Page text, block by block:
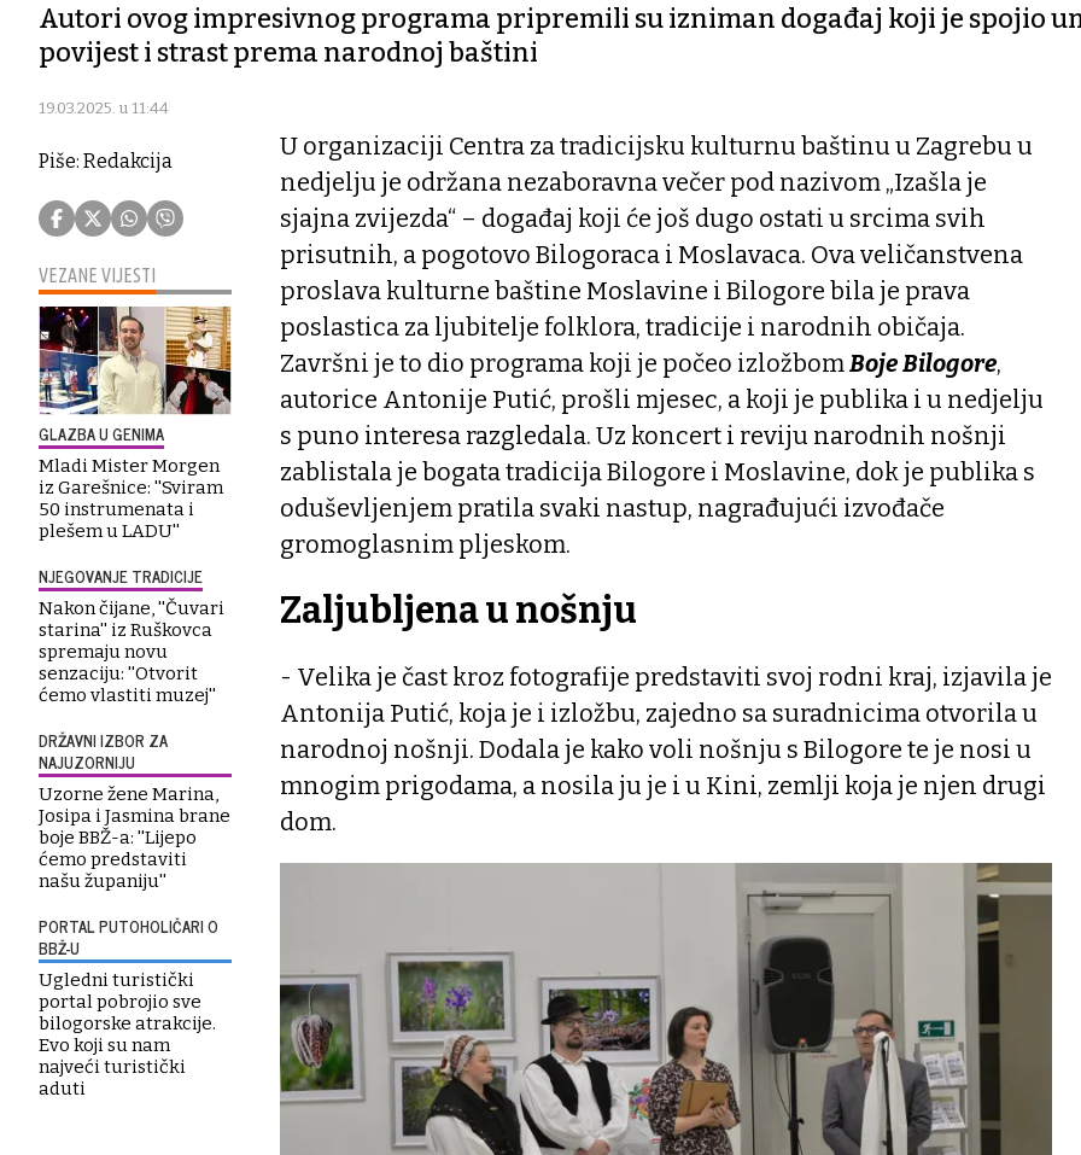
Autori ovog impresivnog programa pripremili su izniman događaj koji je spojio
povijest i strast prema narodnoj baštini
19.03.2025. u 11:44
Piše: Redakcija
VEZANE VIJESTI
GLAZBA U GENIMA
Mladi Mister Morgen
iz Garešnice: ''Sviram
50 instrumenata i
plešem u LADU''
NJEGOVANJE TRADICIJE
Nakon čijane, ''Čuvari
starina'' iz Ruškovca
spremaju novu
senzaciju: ''Otvorit
ćemo vlastiti muzej''
DRŽAVNI IZBOR ZA
NAJUZORNIJU
Uzorne žene Marina,
Josipa i Jasmina brane
boje BBŽ-a: ''Lijepo
ćemo predstaviti
našu županiju''
PORTAL PUTOHOLIČARI O
BBŽ-U
Ugledni turistički
portal pobrojio sve
bilogorske atrakcije.
Evo koji su nam
najveći turistički
aduti
U organizaciji Centra za tradicijsku kulturnu baštinu u Zagrebu u
nedjelju je održana nezaboravna večer pod nazivom „Izašla je
sjajna zvijezda“ – događaj koji će još dugo ostati u srcima svih
prisutnih, a pogotovo Bilogoraca i Moslavaca. Ova veličanstvena
proslava kulturne baštine Moslavine i Bilogore bila je prava
poslastica za ljubitelje folklora, tradicije i narodnih običaja.
Završni je to dio programa koji je počeo izložbom Boje Bilogore,
autorice Antonije Putić, prošli mjesec, a koji je publika i u nedjelju
s puno interesa razgledala. Uz koncert i reviju narodnih nošnji
zablistala je bogata tradicija Bilogore i Moslavine, dok je publika s
oduševljenjem pratila svaki nastup, nagrađujući izvođače
gromoglasnim pljeskom.
Zaljubljena u nošnju
- Velika je čast kroz fotografije predstaviti svoj rodni kraj, izjavila je
Antonija Putić, koja je i izložbu, zajedno sa suradnicima otvorila u
narodnoj nošnji. Dodala je kako voli nošnju s Bilogore te je nosi u
mnogim prigodama, a nosila ju je i u Kini, zemlji koja je njen drugi
dom.